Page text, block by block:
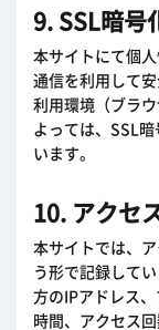
9. SSL暗号
本サイトにて個
通信を利用して
利用環境（ブラ
よっては、SSL
います。
10. アクセ
本サイトでは、
う形で記録して
方のIPアドレス
時間、アクセス